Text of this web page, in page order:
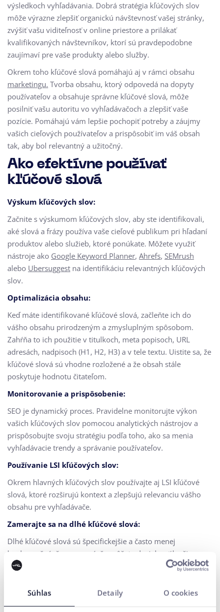
Súhlas Detaily O cookies
výsledkoch vyhľadávania. Dobrá stratégia kľúčových slov
môže výrazne zlepšiť organickú návštevnosť vašej stránky,
zvýšiť vašu viditeľnosť v online priestore a prilákať
kvalifikovaných návštevníkov, ktorí sú pravdepodobne
zaujímaví pre vaše produkty alebo služby.
Okrem toho kľúčové slová pomáhajú aj v rámci obsahu
marketingu. Tvorba obsahu, ktorý odpovedá na dopyty
používateľov a obsahuje správne kľúčové slová, môže
posilniť vašu autoritu vo vyhľadávačoch a zlepšiť vaše
pozície. Pomáhajú vám lepšie pochopiť potreby a záujmy
vašich cieľových používateľov a prispôsobiť im váš obsah
tak, aby bol relevantný a užitočný.
Ako efektívne používať
kľúčové slová
Výskum kľúčových slov:
Začnite s výskumom kľúčových slov, aby ste identifikovali,
aké slová a frázy používa vaše cieľové publikum pri hľadaní
produktov alebo služieb, ktoré ponúkate. Môžete využiť
nástroje ako Google Keyword Planner, Ahrefs, SEMrush
alebo Ubersuggest na identifikáciu relevantných kľúčových
slov.
Optimalizácia obsahu:
Keď máte identifikované kľúčové slová, začleňte ich do
vášho obsahu prirodzeným a zmysluplným spôsobom.
Zahŕňa to ich použitie v titulkoch, meta popisoch, URL
adresách, nadpisoch (H1, H2, H3) a v tele textu. Uistite sa, že
kľúčové slová sú vhodne rozložené a že obsah stále
poskytuje hodnotu čitateľom.
Monitorovanie a prispôsobenie:
SEO je dynamický proces. Pravidelne monitorujte výkon
vašich kľúčových slov pomocou analytických nástrojov a
prispôsobujte svoju stratégiu podľa toho, ako sa menia
vyhľadávacie trendy a správanie používateľov.
Používanie LSI kľúčových slov:
Okrem hlavných kľúčových slov používajte aj LSI kľúčové
slová, ktoré rozširujú kontext a zlepšujú relevanciu vášho
obsahu pre vyhľadávače.
Zamerajte sa na dlhé kľúčové slová:
Dlhé kľúčové slová sú špecifickejšie a často menej
konkurenčné, čo znamená, že môžete dosiahnuť lepšie
výsledky pri menšej námahe. Sú ideálne na prilákanie
Kľúčové slová sú základným prvkom
digitálneho marketingu
aSEO. Správny výber a použitie kľúčových slov môže